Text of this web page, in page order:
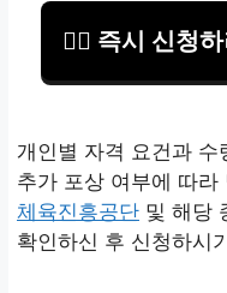
🏃‍♂️ 즉시 신청
개인별 자격 요건과
추가 포상 여부에 따라
체육진흥공단 및 해당
확인하신 후 신청하시